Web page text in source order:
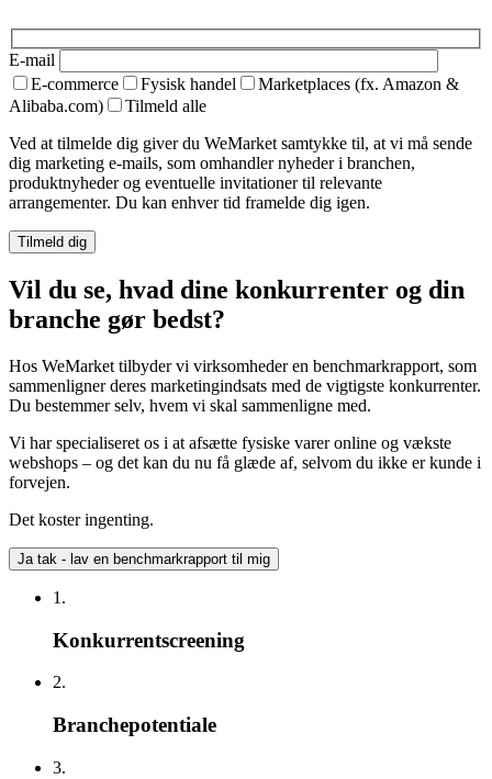
E-mail
E-commerce
Fysisk handel
Marketplaces (fx. Amazon &
Alibaba.com)
Tilmeld alle
Ved at tilmelde dig giver du WeMarket samtykke til, at vi må sende
dig marketing e-mails, som omhandler nyheder i branchen,
produktnyheder og eventuelle invitationer til relevante
arrangementer. Du kan enhver tid framelde dig igen.
Vil du se, hvad dine konkurrenter og din
branche gør bedst?
Hos WeMarket tilbyder vi virksomheder en benchmarkrapport, som
sammenligner deres marketingindsats med de vigtigste konkurrenter.
Du bestemmer selv, hvem vi skal sammenligne med.
Vi har specialiseret os i at afsætte fysiske varer online og vækste
webshops – og det kan du nu få glæde af, selvom du ikke er kunde i
forvejen.
Det koster ingenting.
Ja tak - lav en benchmarkrapport til mig
1.
Konkurrentscreening
2.
Branchepotentiale
3.